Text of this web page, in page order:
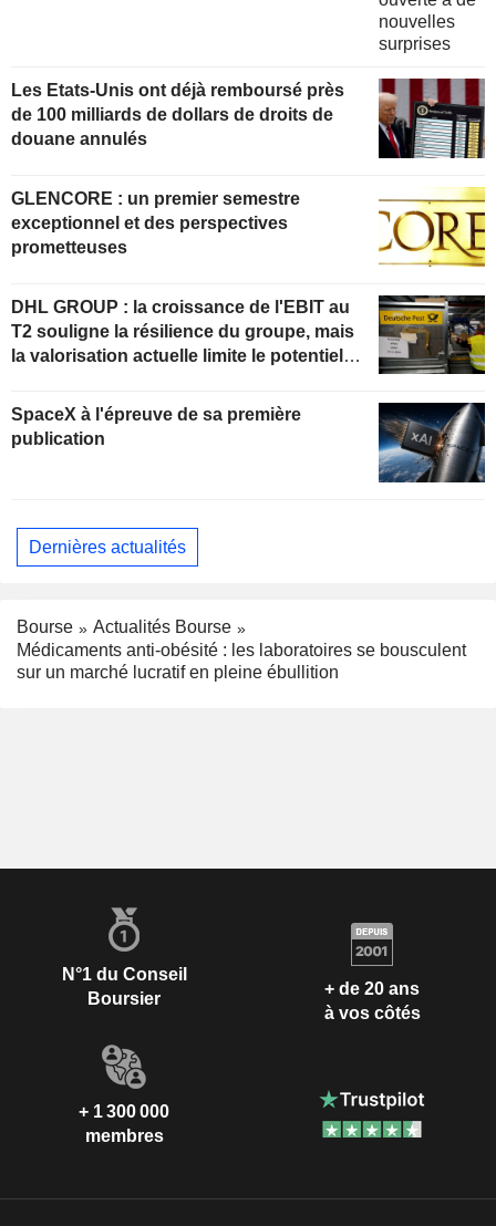
Les Etats-Unis ont déjà remboursé près
de 100 milliards de dollars de droits de
douane annulés
GLENCORE : un premier semestre
exceptionnel et des perspectives
prometteuses
DHL GROUP : la croissance de l'EBIT au
T2 souligne la résilience du groupe, mais
la valorisation actuelle limite le potentiel
SpaceX à l'épreuve de sa première
publication
Dernières actualités
Bourse
Actualités Bourse
Médicaments anti-obésité : les laboratoires se bousculent
sur un marché lucratif en pleine ébullition
N°1 du Conseil
Boursier
+ de 20 ans
à vos côtés
+ 1 300 000
membres